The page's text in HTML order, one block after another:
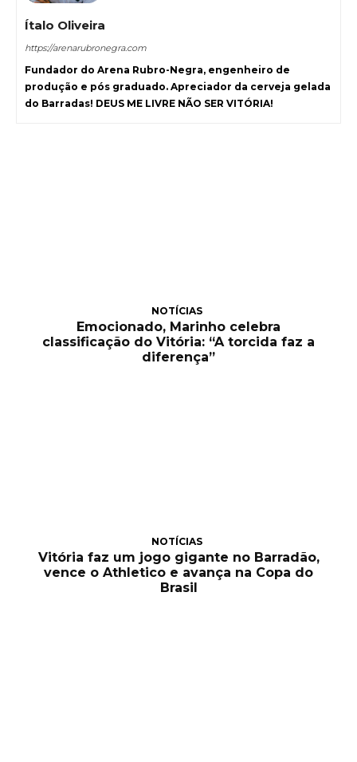
Ítalo Oliveira
https://arenarubronegra.com
Fundador do Arena Rubro-Negra, engenheiro de
produção e pós graduado. Apreciador da cerveja gelada
do Barradas! DEUS ME LIVRE NÃO SER VITÓRIA!
NOTÍCIAS
Emocionado, Marinho celebra
classificação do Vitória: “A torcida faz a
diferença”
NOTÍCIAS
Vitória faz um jogo gigante no Barradão,
vence o Athletico e avança na Copa do
Brasil